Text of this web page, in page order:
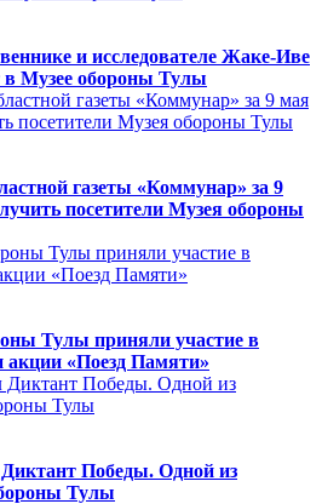
и исследователе Жаке-Иве
в Музее обороны Тулы
газеты «Коммунар» за 9
посетители Музея обороны
Тулы приняли участие в
акции «Поезд Памяти»
Победы. Одной из
Тулы